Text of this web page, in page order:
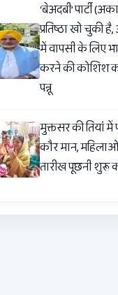
‘बेअदबी’ पार्टी
प्रतिष्ठा खो चुकी
में वापसी के लिए
करने की कोशिश
पन्नू
मुक्तसर की तियां में
कौर मान,
तारीख पूछनी शुरू